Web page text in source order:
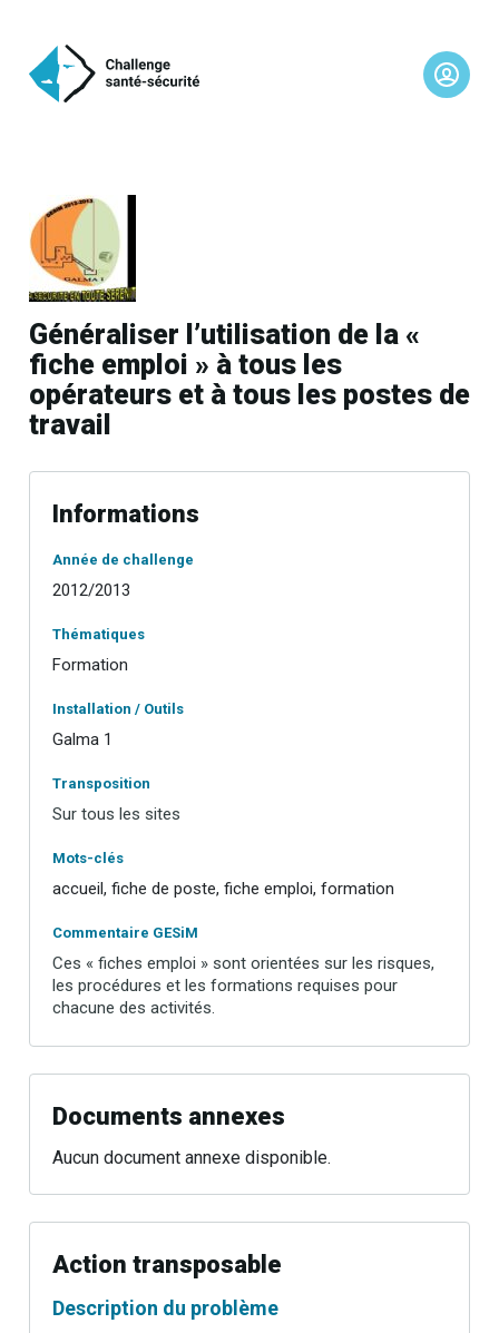
Généraliser l’utilisation de la «
fiche emploi » à tous les
opérateurs et à tous les postes de
travail
Informations
Année de challenge
2012/2013
Thématiques
Formation
Installation / Outils
Galma 1
Transposition
Sur tous les sites
Mots-clés
accueil, fiche de poste, fiche emploi, formation
Commentaire GESiM
Ces « fiches emploi » sont orientées sur les risques,
les procédures et les formations requises pour
chacune des activités.
Documents annexes
Aucun document annexe disponible.
Action transposable
Description du problème